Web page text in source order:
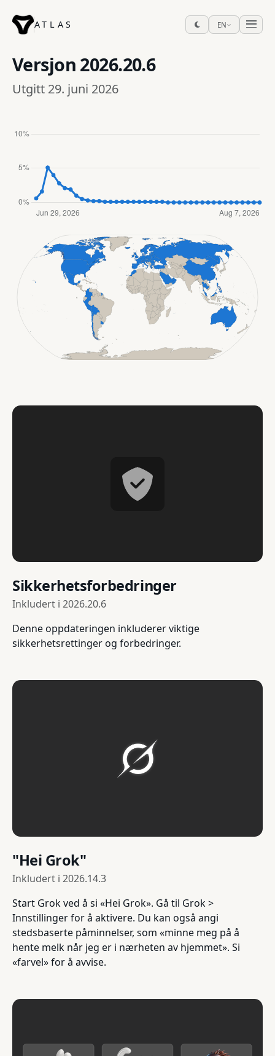
ATLAS EN
Versjon 2026.20.6
Utgitt 29. juni 2026
Sikkerhetsforbedringer
Inkludert i 2026.20.6
Denne oppdateringen inkluderer viktige
sikkerhetsrettinger og forbedringer.
"Hei Grok"
Inkludert i 2026.14.3
Start Grok ved å si «Hei Grok». Gå til Grok >
Innstillinger for å aktivere. Du kan også angi
stedsbaserte påminnelser, som «minne meg på å
hente melk når jeg er i nærheten av hjemmet». Si
«farvel» for å avvise.